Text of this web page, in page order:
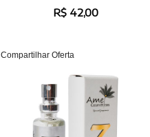
R$ 42,00
Compartilhar Oferta